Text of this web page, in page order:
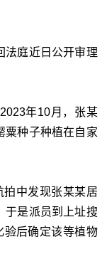
法庭近日公开审理
年10月，张某
粟种子种植在自家
中发现张某某居
于是派员到上址搜
验后确定该等植物